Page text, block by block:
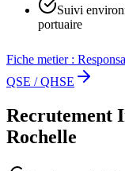
Suivi
portuaire
Fiche metier :
QSE / QHSE
Recrutement
Rochelle